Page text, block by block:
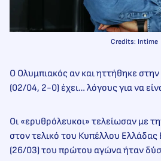
Credits: Intime
Ο Ολυμπιακός αν και ηττήθηκε στην
(02/04, 2-0) έχει… λόγους για να
Οι «ερυθρόλευκοι» τελείωσαν με
στον τελικό του Κυπέλλου
(26/03) του πρώτου αγώνα ήταν